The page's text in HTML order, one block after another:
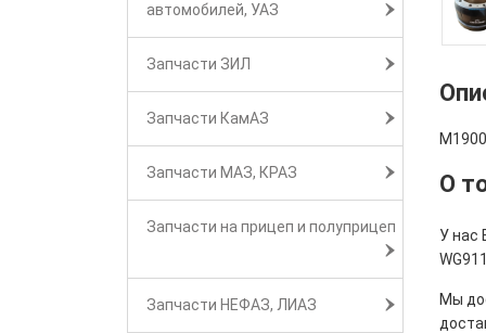
автомобилей, УАЗ
Запчасти ЗИЛ
Запчасти КамАЗ
Запчасти МАЗ, КРАЗ
Запчасти на прицеп и полуприцеп
Запчасти НЕФАЗ, ЛИАЗ
О
У нас
Мы